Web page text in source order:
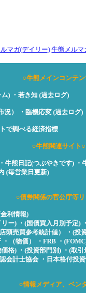
マガ(デイリー) 牛熊メルマ
○牛熊メインコンテ
ム) ・若き知 (過去ログ)
） ・臨機応変 (過去ログ)
で調べる経済指標
○牛熊関連サイト○
・牛熊日記(つぶやきです) ・
(毎営業日更新)
○債券関係の官公庁等
金利情報)
リー) ・(国債買入月別予定)
頭売買参考統計値）
・(投
・（物価） ・FRB ・
価格) ・(投資部門別) ・(取
認会計士協会 ・日本格付投
○情報メディア、ベン